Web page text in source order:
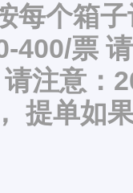
每个箱
400/票
注意：
提单如